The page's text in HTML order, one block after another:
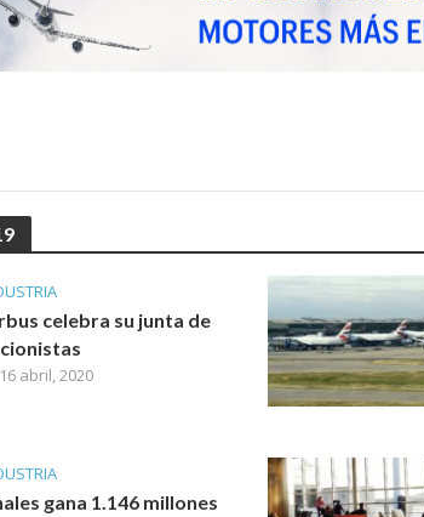
celebra su junta de
16 abril, 2020
gana 1.146 millones